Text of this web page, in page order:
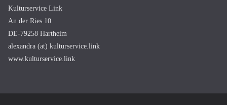
Kulturservice Link
An der Ries 10
DE-79258 Hartheim
alexandra (at) kulturservice.link
www.kulturservice.link